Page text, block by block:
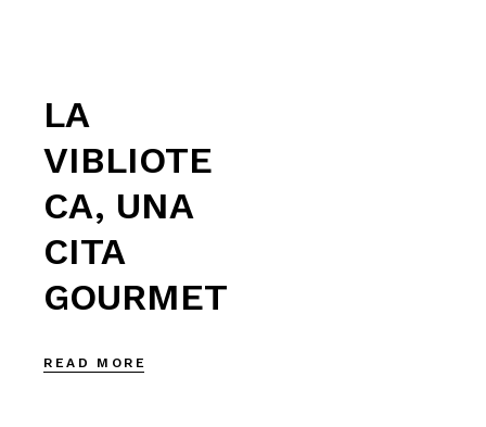
LA
VIBLIOTE
CA, UNA
CITA
GOURMET
READ MORE